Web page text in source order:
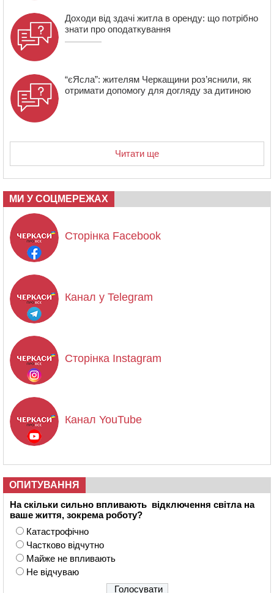
Доходи від здачі житла в оренду: що потрібно
знати про оподаткування
“єЯсла”: жителям Черкащини роз’яснили, як
отримати допомогу для догляду за дитиною
Читати ще
МИ У СОЦМЕРЕЖАХ
Сторінка Facebook
Канал у Telegram
Сторінка Instagram
Канал YouTube
ОПИТУВАННЯ
На скільки сильно впливають відключення світла на
ваше життя, зокрема роботу?
Катастрофічно
Частково відчутно
Майже не впливають
Не відчуваю